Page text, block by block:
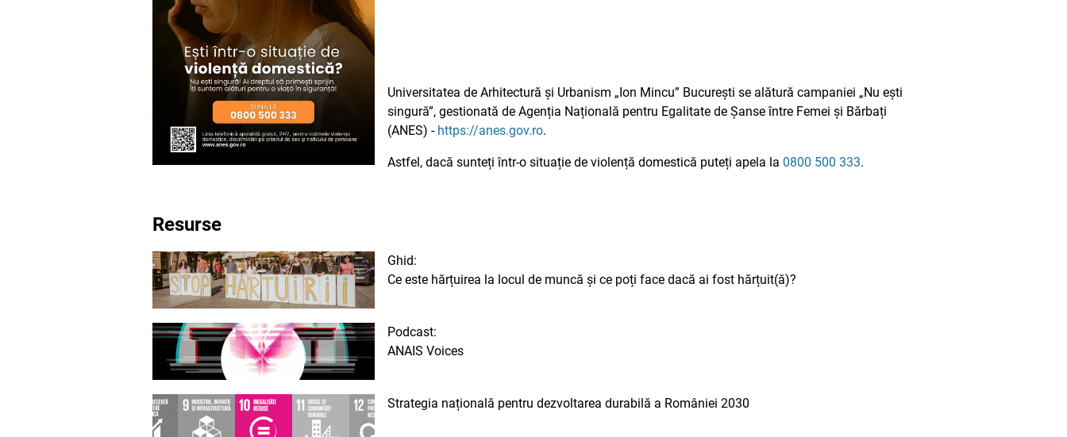
Universitatea de Arhitectură și Urbanism „Ion Mincu” București se alătură campaniei „Nu ești
singură”, gestionată de Agenția Națională pentru Egalitate de Șanse între Femei și Bărbați
(ANES) - https://anes.gov.ro.
Astfel, dacă sunteți într-o situație de violență domestică puteți apela la 0800 500 333.
Resurse
Ghid:
Ce este hărțuirea la locul de muncă și ce poți face dacă ai fost hărțuit(ă)?
Podcast:
ANAIS Voices
Strategia națională pentru dezvoltarea durabilă a României 2030